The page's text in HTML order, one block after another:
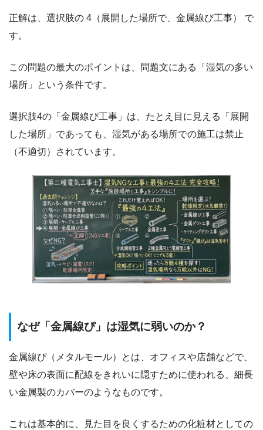
正解は、選択肢の 4（展開した場所で、金属線ぴ工事） で
す。
この問題の最大のポイントは、問題文にある「湿気の多い
場所」という条件です。
選択肢4の「金属線ぴ工事」は、たとえ目に見える「展開
した場所」であっても、湿気がある場所での施工は禁止
（不適切）されています。
なぜ「金属線ぴ」は湿気に弱いのか？
金属線ぴ（メタルモール）とは、オフィスや店舗などで、
壁や床の表面に配線をきれいに隠すために使われる、細長
い金属製のカバーのようなものです。
これは基本的に、見た目を良くするための化粧材としての